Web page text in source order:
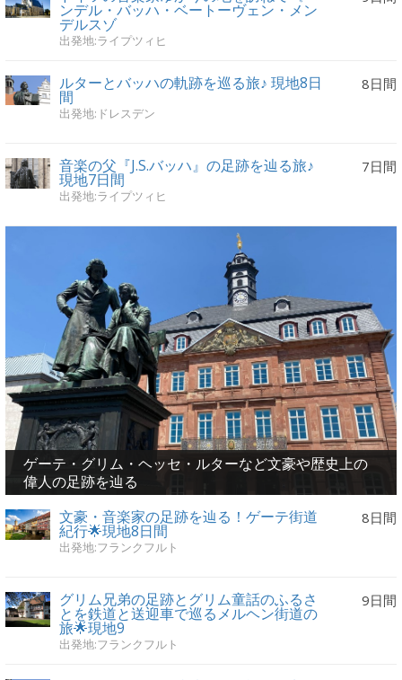
ンデル・バッハ・ベートーヴェン・メン
デルスゾ
出発地:ライプツィヒ
ルターとバッハの軌跡を巡る旅♪ 現地8日
間
出発地:ドレスデン
8日間
音楽の父『J.S.バッハ』の足跡を辿る旅♪
現地7日間
出発地:ライプツィヒ
7日間
ゲーテ・グリム・ヘッセ・ルターなど文豪や歴史上の
偉人の足跡を辿る
文豪・音楽家の足跡を辿る！ゲーテ街道
紀行🌟現地8日間
出発地:フランクフルト
8日間
グリム兄弟の足跡とグリム童話のふるさ
とを鉄道と送迎車で巡るメルヘン街道の
旅🌟現地9
出発地:フランクフルト
9日間